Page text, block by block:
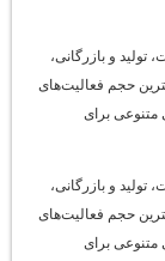
و بازرگانی،
حجم فعالیت‌های
برای
و بازرگانی،
حجم فعالیت‌های
برای